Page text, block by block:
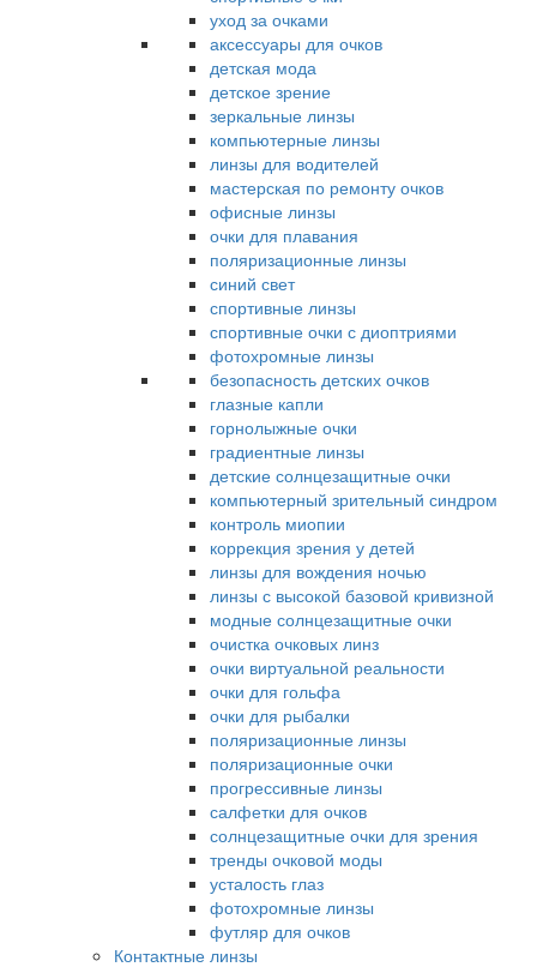
уход за очками
аксессуары для очков
детская мода
детское зрение
зеркальные линзы
компьютерные линзы
линзы для водителей
мастерская по ремонту очков
офисные линзы
очки для плавания
поляризационные линзы
синий свет
спортивные линзы
спортивные очки с диоптриями
фотохромные линзы
безопасность детских очков
глазные капли
горнолыжные очки
градиентные линзы
детские солнцезащитные очки
компьютерный зрительный синдром
контроль миопии
коррекция зрения у детей
линзы для вождения ночью
линзы с высокой базовой кривизной
модные солнцезащитные очки
очистка очковых линз
очки виртуальной реальности
очки для гольфа
очки для рыбалки
поляризационные линзы
поляризационные очки
прогрессивные линзы
салфетки для очков
солнцезащитные очки для зрения
тренды очковой моды
усталость глаз
фотохромные линзы
футляр для очков
Контактные линзы